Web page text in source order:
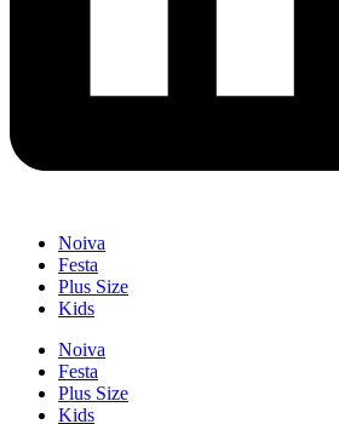
Noiva
Festa
Plus Size
Kids
Noiva
Festa
Plus Size
Kids